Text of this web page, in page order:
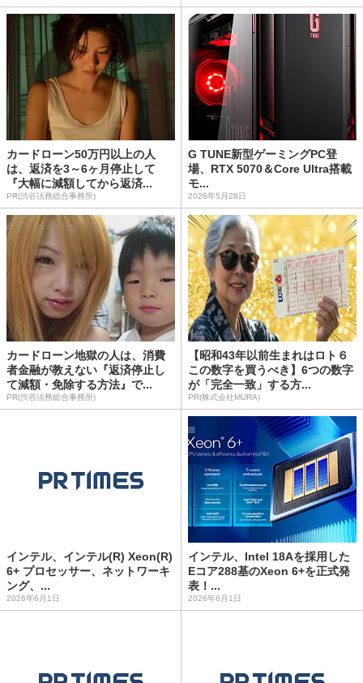
カードローン50万円以上の人
は、返済を3～6ヶ月停止して
『大幅に減額してから返済...
PR(渋谷法務総合事務所)
G TUNE新型ゲーミングPC登
場、RTX 5070＆Core Ultra搭載
モ...
2026年5月28日
カードローン地獄の人は、消費
者金融が教えない『返済停止し
て減額・免除する方法』で...
PR(渋谷法務総合事務所)
【昭和43年以前生まれはロト６
この数字を買うべき】6つの数字
が「完全一致」する方...
PR(株式会社MURA)
インテル、インテル(R) Xeon(R)
6+ プロセッサー、ネットワーキ
ング、...
2026年6月1日
インテル、Intel 18Aを採用した
Eコア288基のXeon 6+を正式発
表！...
2026年6月1日